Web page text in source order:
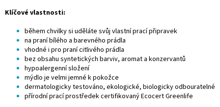
Klíčové vlastnosti:
během chvilky si uděláte svůj vlastní prací připravek
na praní bílého a barevného prádla
vhodné i pro praní citlivého prádla
bez obsahu syntetických barviv, aromat a konzervantů
hypoalergenní složení
mýdlo je velmi jemné k pokožce
dermatologicky testováno, ekologické, biologicky odbouratelné
přírodní prací prostředek certifikovaný Ecocert Greenlife